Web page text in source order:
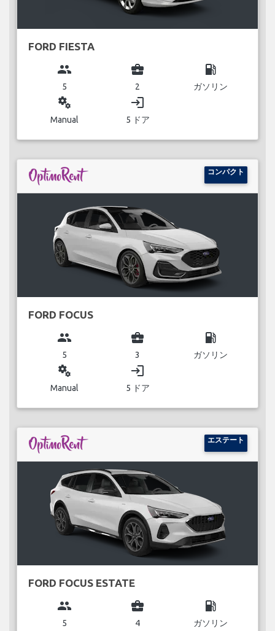
FORD FIESTA
group
5
business_center
2
local_gas_station
ガソリン
miscellaneous_services
Manual
login
5 ドア
コンパクト
FORD FOCUS
group
5
business_center
3
local_gas_station
ガソリン
miscellaneous_services
Manual
login
5 ドア
エステート
FORD FOCUS ESTATE
group
5
business_center
4
local_gas_station
ガソリン